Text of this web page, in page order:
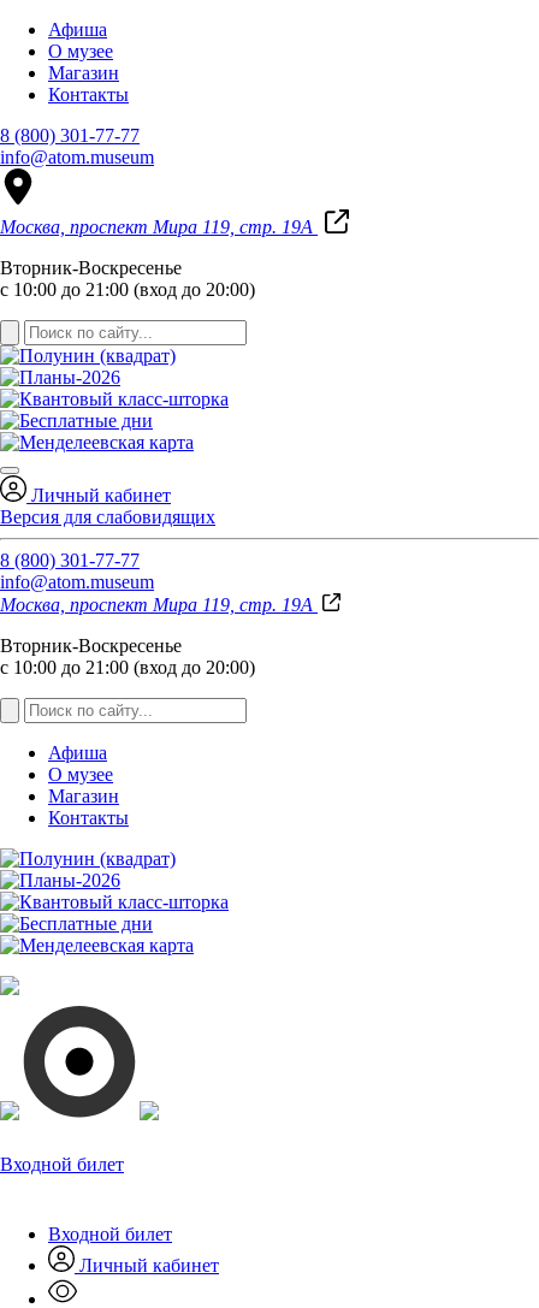
Афиша
О музее
Магазин
Контакты
8 (800) 301-77-77
info@atom.museum
Москва, проспект Мира 119, стр. 19А
Вторник-Воскресенье
с 10:00 до 21:00 (вход до 20:00)
Личный кабинет
Версия для слабовидящих
8 (800) 301-77-77
info@atom.museum
Москва, проспект Мира 119, стр. 19А
Вторник-Воскресенье
с 10:00 до 21:00 (вход до 20:00)
Афиша
О музее
Магазин
Контакты
Входной билет
Входной билет
Личный кабинет